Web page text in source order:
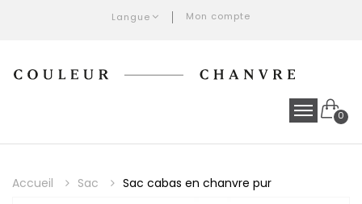
Langue Mon compte
0
Accueil Sac Sac cabas en chanvre pur